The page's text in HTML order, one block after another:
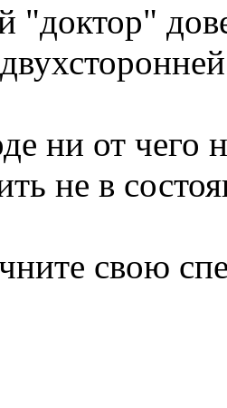
"доктор"
ни от чего
не в
свою